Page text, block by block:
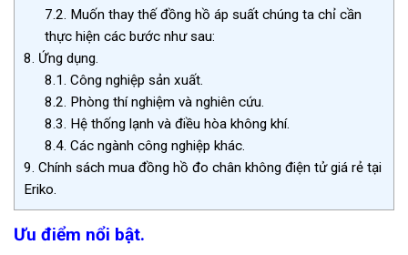
7.2. Muốn thay thế đồng hồ áp suất chúng ta chỉ cần
thực hiện các bước như sau:
8. Ứng dụng.
8.1. Công nghiệp sản xuất.
8.2. Phòng thí nghiệm và nghiên cứu.
8.3. Hệ thống lạnh và điều hòa không khí.
8.4. Các ngành công nghiệp khác.
9. Chính sách mua đồng hồ đo chân không điện tử giá rẻ tại
Eriko.
Ưu điểm nổi bật.